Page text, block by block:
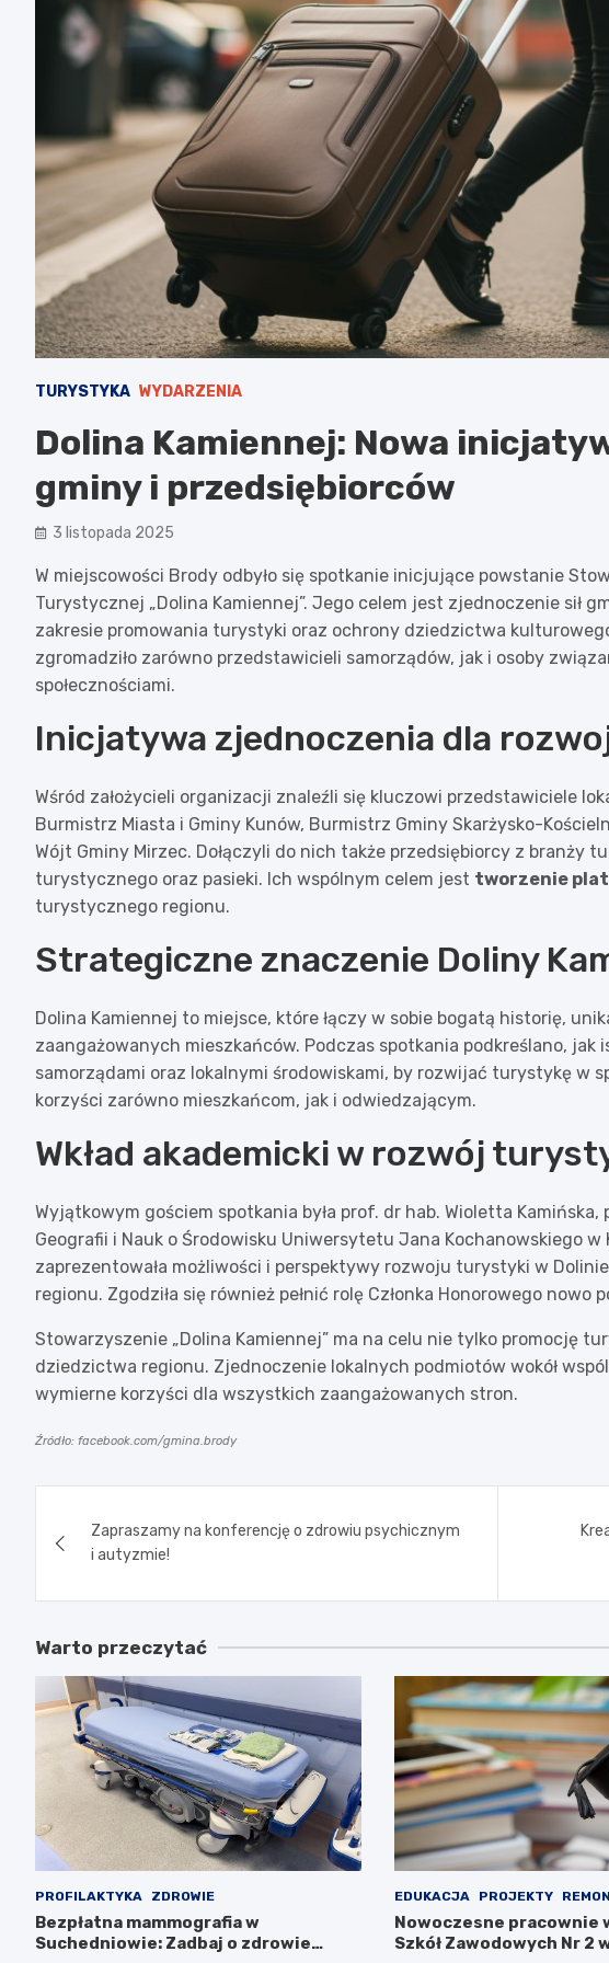
TURYSTYKA WYDARZENIA
Dolina Kamiennej: Nowa
gminy i przedsiębiorców
3 listopada 2025
W miejscowości Brody odbyło się spotkanie inicjujące powstanie
Turystycznej „Dolina Kamiennej”. Jego celem jest zjednoczenie sił
zakresie promowania turystyki oraz ochrony dziedzictwa
zgromadziło zarówno przedstawicieli samorządów, jak i osoby
społecznościami.
Inicjatywa zjednoczenia dla
Wśród założycieli organizacji znaleźli się kluczowi przedstawiciele
Burmistrz Miasta i Gminy Kunów, Burmistrz Gminy Skarżysko-
Wójt Gminy Mirzec. Dołączyli do nich także przedsiębiorcy z branży
turystycznego oraz pasieki. Ich wspólnym celem jest tworzenie
turystycznego regionu.
Strategiczne znaczenie Doliny
Dolina Kamiennej to miejsce, które łączy w sobie bogatą historię,
zaangażowanych mieszkańców. Podczas spotkania podkreślano, jak
samorządami oraz lokalnymi środowiskami, by rozwijać turystykę w
korzyści zarówno mieszkańcom, jak i odwiedzającym.
Wkład akademicki w rozwój
Wyjątkowym gościem spotkania była prof. dr hab. Wioletta
Geografii i Nauk o Środowisku Uniwersytetu Jana Kochanowskiego w
zaprezentowała możliwości i perspektywy rozwoju turystyki w
regionu. Zgodziła się również pełnić rolę Członka Honorowego nowo
Stowarzyszenie „Dolina Kamiennej” ma na celu nie tylko promocję
dziedzictwa regionu. Zjednoczenie lokalnych podmiotów wokół
wymierne korzyści dla wszystkich zaangażowanych stron.
Źródło: facebook.com/gmina.brody
wpisu
Zapraszamy na konferencję o zdrowiu psychicznym
i autyzmie!
Warto przeczytać
PROFILAKTYKA ZDROWIE
Bezpłatna mammografia w
Suchedniowie: Zadbaj o zdrowie
EDUKACJA PROJEKTY
Nowoczesne pracownie
Szkół Zawodowych Nr 2